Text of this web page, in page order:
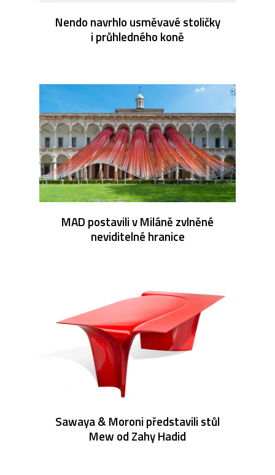
Nendo navrhlo usměvavé stoličky
i průhledného koně
MAD postavili v Miláně zvlněné
neviditelné hranice
Sawaya & Moroni představili stůl
Mew od Zahy Hadid